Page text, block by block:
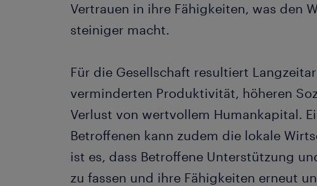
Vertrauen in ihre Fähigkeiten, was den
steiniger macht.
Für die Gesellschaft resultiert
verminderten Produktivität, höheren
Verlust von wertvollem Humankapital.
Betroffenen kann zudem die lokale
ist es, dass Betroffene Unterstützung
zu fassen und ihre Fähigkeiten erneut